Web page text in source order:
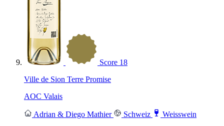
Score 18
Ville de Sion Terre Promise
AOC Valais
Adrian & Diego Mathier Schweiz
Weisswein